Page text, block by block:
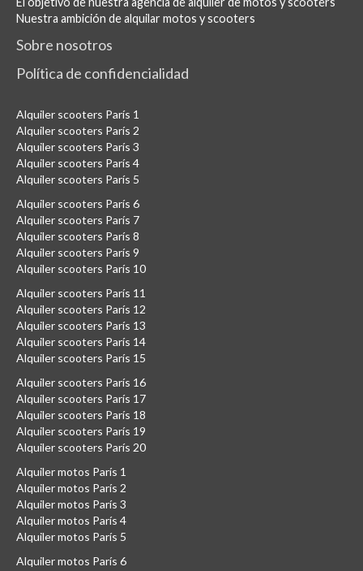
Nuestra ambición de alquilar motos y scooters
Sobre nosotros
Política de confidencialidad
Alquiler scooters París 1
Alquiler scooters París 2
Alquiler scooters París 3
Alquiler scooters París 4
Alquiler scooters París 5
Alquiler scooters París 6
Alquiler scooters París 7
Alquiler scooters París 8
Alquiler scooters París 9
Alquiler scooters París 10
Alquiler scooters París 11
Alquiler scooters París 12
Alquiler scooters París 13
Alquiler scooters París 14
Alquiler scooters París 15
Alquiler scooters París 16
Alquiler scooters París 17
Alquiler scooters París 18
Alquiler scooters París 19
Alquiler scooters París 20
Alquiler motos París 1
Alquiler motos París 2
Alquiler motos París 3
Alquiler motos París 4
Alquiler motos París 5
Alquiler motos París 6